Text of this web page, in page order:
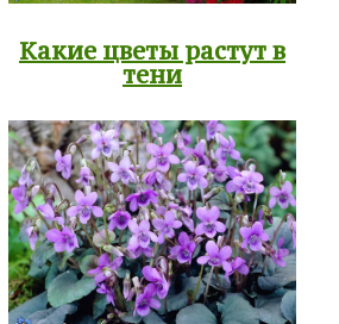
Какие цветы растут в
тени